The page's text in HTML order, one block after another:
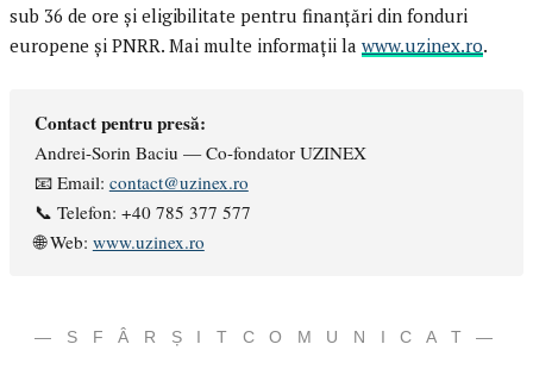
sub 36 de ore și eligibilitate pentru finanțări din fonduri
europene și PNRR. Mai multe informații la www.uzinex.ro.
Contact pentru presă:
Andrei-Sorin Baciu — Co-fondator UZINEX
📧 Email: contact@uzinex.ro
📞 Telefon: +40 785 377 577
🌐 Web: www.uzinex.ro
— S F Â R Ș I T C O M U N I C A T —